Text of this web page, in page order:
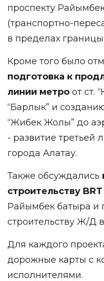
проспекту
(транспортно-
в пределах
Кроме того было
подготовка к
линии метро от ст.
“Барлык” и
“Жибек Жолы” до
- развитие третьей
города Алатау.
Также обсуждались
строительству BRT
Райымбек батыра и
строительству Ж/Д
Для каждого
дорожные карты с
исполнителями.